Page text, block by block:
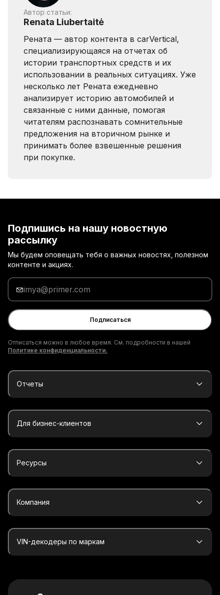
Автор статьи:
Renata Liubertaitė
Рената — автор контента в carVertical,
специализирующаяся на отчетах об
истории транспортных средств и их
использовании в реальных ситуациях. Уже
несколько лет Рената ежедневно
анализирует историю автомобилей и
связанные с ними данные, помогая
читателям распознавать сомнительные
предложения на вторичном рынке и
принимать более взвешенные решения
при покупке.
Подпишись на нашу новостную
рассылку
Мы будем оповещать тебя о важных новостях, полезном
контенте и акциях.
Введи
адрес
электронной
почты
Подписаться
Отписаться можно в любое время. См. подробности в нашей
Политике конфиденциальности.
Отчеты
Для бизнес-клиентов
Ресурсы
Компания
VIN-декодеры по маркам